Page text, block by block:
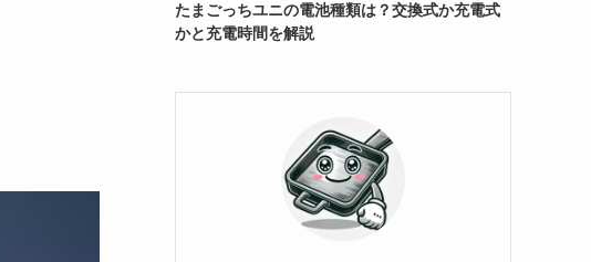
たまごっちユニの電池種類は？交換式か充電式
かと充電時間を解説